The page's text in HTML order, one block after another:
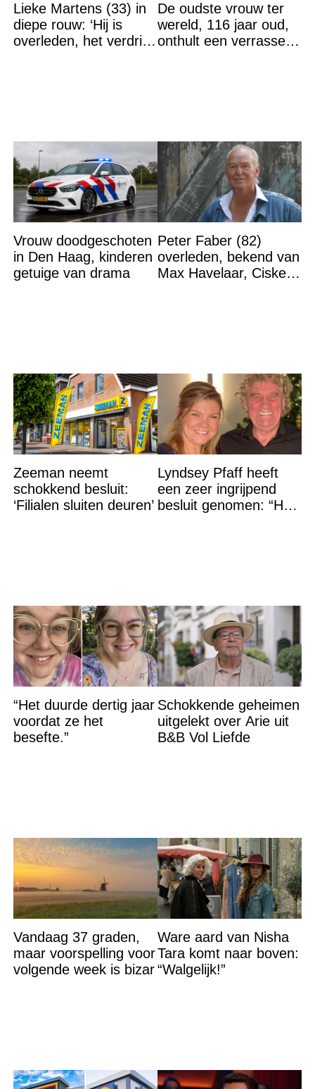
Lieke Martens (33) in
diepe rouw: ‘Hij is
overleden, het verdriet
De oudste vrouw ter
wereld, 116 jaar oud,
onthult een verrassend
Vrouw doodgeschoten
in Den Haag, kinderen
getuige van drama
Peter Faber (82)
overleden, bekend van
Max Havelaar, Ciske
Zeeman neemt
schokkend besluit:
‘Filialen sluiten deuren’
Lyndsey Pfaff heeft
een zeer ingrijpend
besluit genomen: “Het
“Het duurde dertig jaar
voordat ze het
besefte.”
Schokkende geheimen
uitgelekt over Arie uit
B&B Vol Liefde
Vandaag 37 graden,
maar voorspelling voor
volgende week is bizar
Ware aard van Nisha
Tara komt naar boven:
“Walgelijk!”